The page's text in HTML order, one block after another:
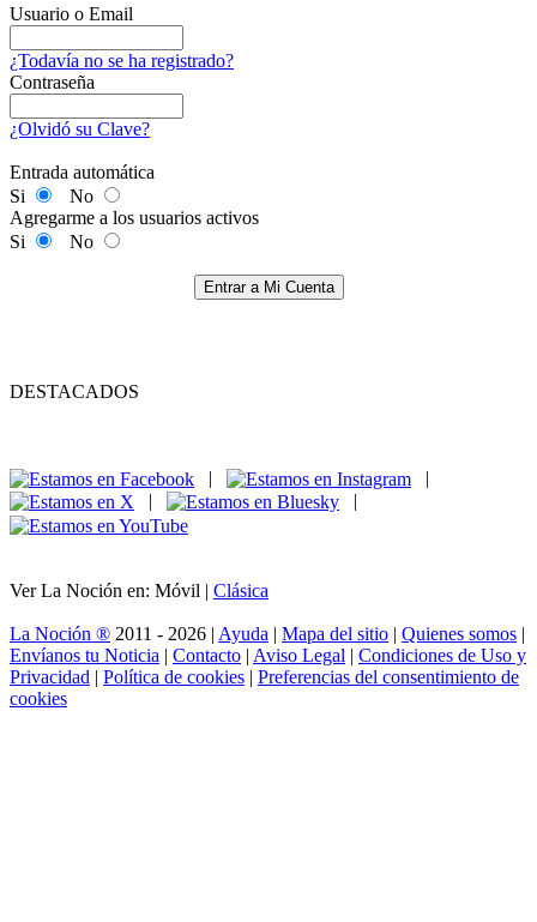
Usuario o Email
¿Todavía no se ha registrado?
Contraseña
¿Olvidó su Clave?
Entrada automática
Si
No
Agregarme a los usuarios activos
Si
No
Entrar a Mi Cuenta
DESTACADOS
|
|
|
|
Ver La Noción en: Móvil | Clásica
La Noción ® 2011 - 2026 | Ayuda | Mapa del sitio | Quienes somos |
Envíanos tu Noticia | Contacto | Aviso Legal | Condiciones de Uso y
Privacidad | Política de cookies | Preferencias del consentimiento de
cookies